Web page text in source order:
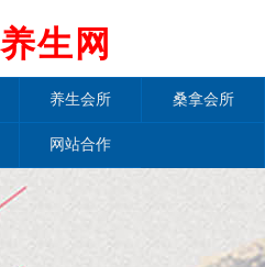
生网
养生会所 桑拿会所
网站合作